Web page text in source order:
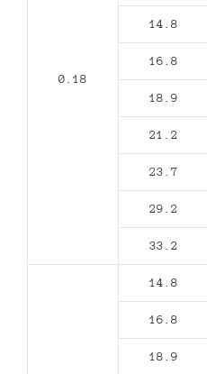
0.18
14.8
16.8
18.9
21.2
23.7
29.2
33.2
14.8
16.8
18.9